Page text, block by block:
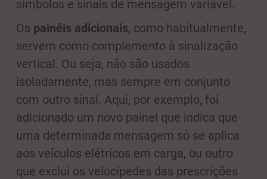
símbolos e sinais de mensagem variável.
Os painéis adicionais, como habitualmente,
servem como complemento à sinalização
vertical. Ou seja, não são usados
isoladamente, mas sempre em conjunto
com outro sinal. Aqui, por exemplo, foi
adicionado um novo painel que indica que
uma determinada mensagem só se aplica
aos veículos elétricos em carga, ou outro
que exclui os velocípedes das prescrições